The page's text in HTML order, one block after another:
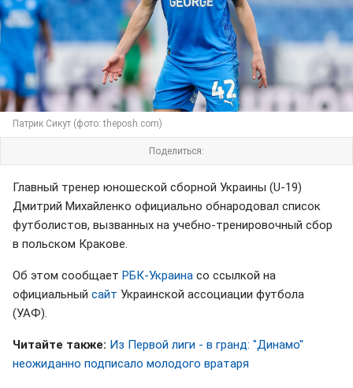
Патрик Сикут (фото: theposh.com)
Поделиться:
Главный тренер юношеской сборной Украины (U-19)
Дмитрий Михайленко официально обнародовал список
футболистов, вызванных на учебно-тренировочный сбор
в польском Кракове.
Об этом сообщает РБК-Украина со ссылкой на
официальный сайт Украинской ассоциации футбола
(УАФ).
Читайте также: Из Первой лиги - в гранд: "Динамо"
неожиданно подписало молодого вратаря